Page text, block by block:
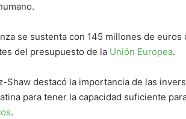
se sustenta con 145 millones de
del presupuesto de la Unión Europea.
Shaw destacó la importancia de las
para tener la capacidad suficiente
.